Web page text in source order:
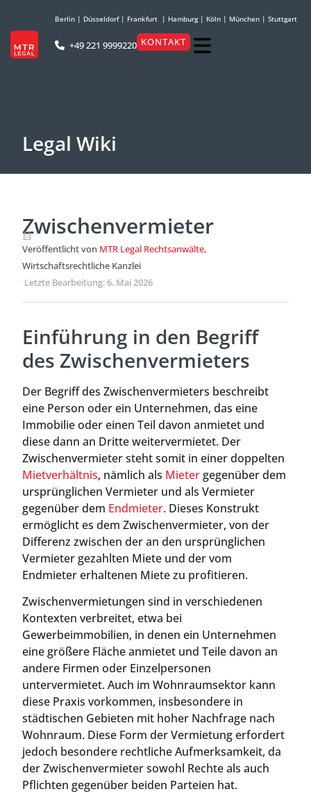
Berlin | Düsseldorf| Frankfurt | Hamburg| Köln | München | Stuttgart
+49 221 9999220 KONTAKT
Legal Wiki
Zwischenvermieter
Veröffentlicht von MTR Legal Rechtsanwälte,
Wirtschaftsrechtliche Kanzlei
·Letzte Bearbeitung: 6. Mai 2026
Einführung in den Begriff
des Zwischenvermieters
Der Begriff des Zwischenvermieters beschreibt
eine Person oder ein Unternehmen, das eine
Immobilie oder einen Teil davon anmietet und
diese dann an Dritte weitervermietet. Der
Zwischenvermieter steht somit in einer doppelten
Mietverhältnis, nämlich als Mietergegenüber dem
ursprünglichen Vermieter und als Vermieter
gegenüber dem Endmieter. Dieses Konstrukt
ermöglicht es dem Zwischenvermieter, von der
Differenz zwischen der an den ursprünglichen
Vermieter gezahlten Miete und der vom
Endmieter erhaltenen Miete zu profitieren.
Zwischenvermietungen sind in verschiedenen
Kontexten verbreitet, etwa bei
Gewerbeimmobilien, in denen ein Unternehmen
eine größere Fläche anmietet und Teile davon an
andere Firmen oder Einzelpersonen
untervermietet. Auch im Wohnraumsektor kann
diese Praxis vorkommen, insbesondere in
städtischen Gebieten mit hoher Nachfrage nach
Wohnraum. Diese Form der Vermietung erfordert
jedoch besondere rechtliche Aufmerksamkeit, da
der Zwischenvermieter sowohl Rechte als auch
Pflichten gegenüber beiden Parteien hat.